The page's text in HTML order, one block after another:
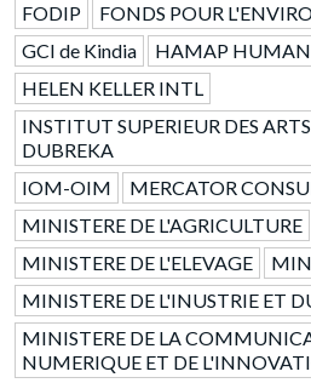
FODIP
FONDS POUR
GCI de Kindia
HAMAP
HELEN KELLER INTL
INSTITUT SUPERIEUR DES
DUBREKA
IOM-OIM
MERCATOR
MINISTERE DE L'AGRICULTURE
MINISTERE DE L'ELEVAGE
MINISTERE DE L'INUSTRIE ET
MINISTERE DE LA
NUMERIQUE ET DE